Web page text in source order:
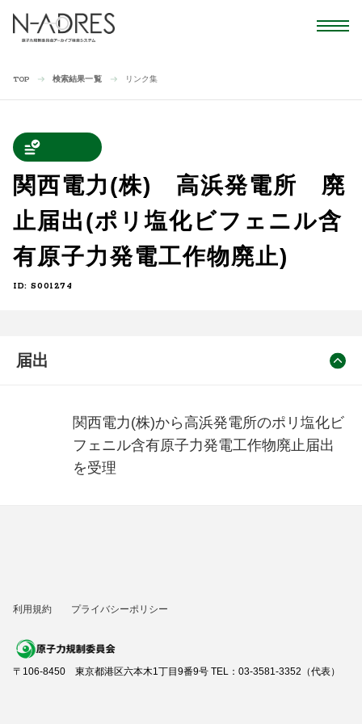
TOP 検索結果一覧 リンク集
関西電力(株) 高浜発電所 廃
止届出(ポリ塩化ビフェニル含
有原子力発電工作物廃止)
ID: S001274
届出
関西電力(株)から高浜発電所のポリ塩化ビ
フェニル含有原子力発電工作物廃止届出
を受理
利用規約 プライバシーポリシー
〒106-8450 東京都港区六本木1丁目9番9号 TEL：03-3581-3352（代表）